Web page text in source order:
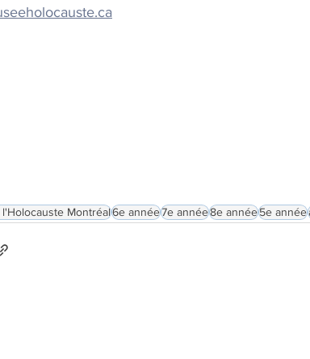
Montréal6e année7e année8e année5e année